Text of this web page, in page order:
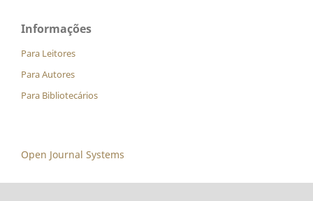
Informações
Para Leitores
Para Autores
Para Bibliotecários
Open Journal Systems